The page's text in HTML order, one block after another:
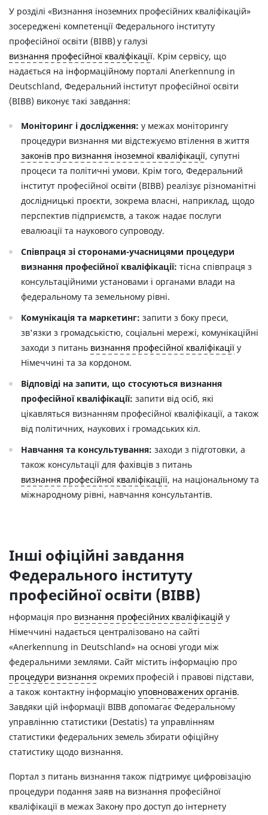
У розділі «Визнання іноземних професійних кваліфікацій»
зосереджені компетенції Федерального інституту
професійної освіти (BIBB) у галузi
визнання професійної кваліфікації. Крім сервісу, що
надається на інформаційному порталі Anerkennung in
Deutschland, Федеральний інститут професійної освіти
(BIBB) виконує такі завдання:
Моніторинг і дослідження: у межах моніторингу
процедури визнання ми відстежуємо втілення в життя
законів про визнання іноземної кваліфікації, супутні
процеси та політичні умови. Крім того, Федеральний
інститут професійної освіти (BIBB) реалізує різноманітні
дослідницькі проєкти, зокрема власні, наприклад, щодо
перспектив підприємств, а також надає послуги
евалюації та наукового супроводу.
Співпраця зі сторонами-учасницями процедури
визнання професійної кваліфікації: тісна співпраця з
консультаційними установами i органами влади на
федеральному та земельному рівні.
Комунікація та маркетинг: запити з боку преси,
зв'язки з громадськістю, соціальні мережі, комунікаційні
заходи з питань визнання професійної кваліфікації у
Німеччині та за кордоном.
Відповіді на запити, що стосуються визнання
професійної кваліфікації: запити від осіб, які
цікавляться визнанням професійної кваліфікації, а також
від політичних, наукових і громадських кіл.
Навчання та консультування: заходи з підготовки, а
також консультації для фахівців з питань
визнання професійної кваліфікацiїі, на національному та
міжнародному рівні, навчання консультантів.
Інші офіційні завдання
Федерального інституту
професійної освіти (BIBB)
нформація про визнання професійних кваліфікацій у
Німеччині надається централізовано на сайті
«Anerkennung in Deutschland» на основі угоди між
федеральними землями. Сайт містить інформацію про
процедури визнання окремих професій і правові підстави,
а також контактну інформаціюуповноважених органів.
Завдяки цій інформації BIBB допомагає Федеральному
управлінню статистики (Destatis) та управлінням
статистики федеральних земель збирати офіційну
статистику щодо визнання.
Портал з питань визнання також підтримує цифровізацію
процедури подання заяв на визнання професійної
кваліфікації в межах Закону про доступ до інтернету